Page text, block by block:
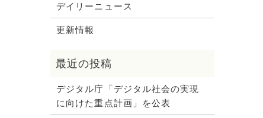
デイリーニュース
更新情報
デジタル庁「デジタル社会の実現
に向けた重点計画」を公表